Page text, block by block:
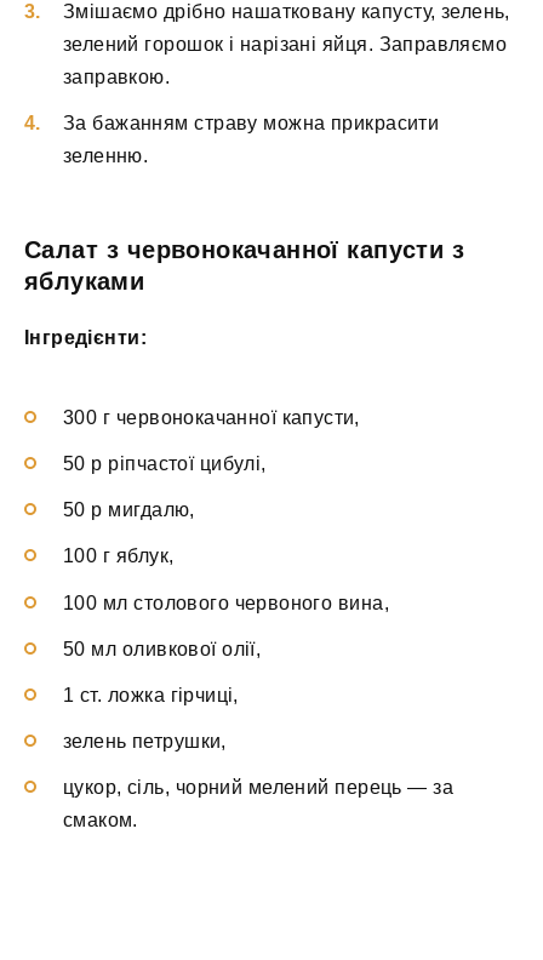
Змішаємо дрібно нашатковану капусту, зелень,
зелений горошок і нарізані яйця. Заправляємо
заправкою.
За бажанням страву можна прикрасити
зеленню.
Салат з червонокачанної капусти з
яблуками
Інгредієнти:
300 г червонокачанної капусти,
50 р ріпчастої цибулі,
50 р мигдалю,
100 г яблук,
100 мл столового червоного вина,
50 мл оливкової олії,
1 ст. ложка гірчиці,
зелень петрушки,
цукор, сіль, чорний мелений перець — за
смаком.